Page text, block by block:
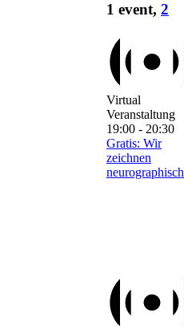
1 event, 2
Virtual
Veranstaltung
19:00 - 20:30
Gratis: Wir
zeichnen
neurographisch